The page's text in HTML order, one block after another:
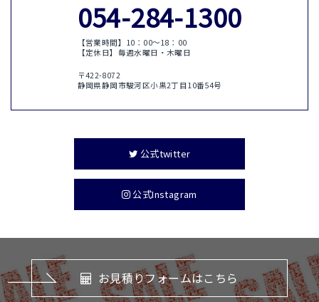
054-284-1300
【営業時間】10：00〜18：00
【定休日】毎週水曜日・木曜日
〒422-8072
静岡県静岡市駿河区小黒2丁目10番54号
公式twitter
公式Instagram
お見積りフォームはこちら